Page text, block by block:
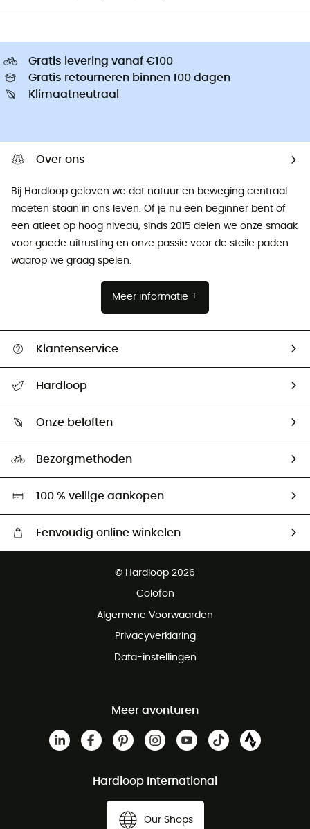
Gratis levering vanaf €100
Gratis retourneren binnen 100 dagen
Klimaatneutraal
Over ons
Bij Hardloop geloven we dat natuur en beweging centraal
moeten staan ​​in ons leven. Of je nu een beginner bent of
een atleet op hoog niveau, sinds 2015 delen we onze smaak
voor goede uitrusting en onze passie voor de steile paden
waarop we graag spelen.
Meer informatie +
Klantenservice
Mijn zending volgen
Retourzendingen & Terugbetalingen
Hardloop
Ambassadeurs
Onze beloften
Hardgreen
Bezorgmethoden
100 % veilige aankopen
Eenvoudig online winkelen
Gratis retourneren binnen 100 dagen
© Hardloop 2026
Colofon
Algemene Voorwaarden
Privacyverklaring
Data-instellingen
Meer avonturen
Hardloop International
Our Shops